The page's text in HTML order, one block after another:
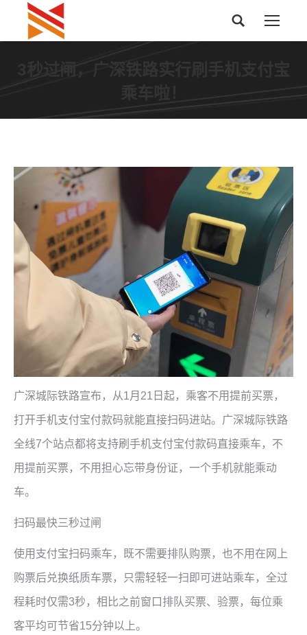
搜
3秒过闸，广深铁路实行刷手机支付宝
广深城际铁路宣布，从1月21日起，乘客不用提前买票，
打开手机支付宝付款码就能直接扫码进站。广深城际铁路
全线7个站点都将支持刷手机支付宝付款码直接乘车，不
用提前买票，不用担心忘带身份证，一个手机就能乘动
车。
扫码最快三秒过闸
使用支付宝扫码乘车，既不需要排队购票，也不用在网上
购票后兑换纸质车票，只需轻轻一扫即可进站乘车，全过
程耗时仅需3秒，相比之前窗口排队买票、验票，每位乘
客平均可节省15分钟以上。